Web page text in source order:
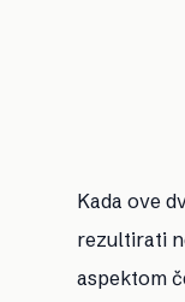
Kada ove
rezultirati
aspektom